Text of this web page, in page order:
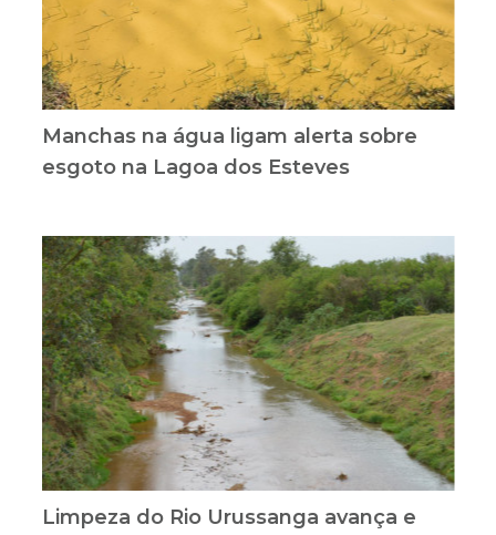
Manchas na água ligam alerta sobre
esgoto na Lagoa dos Esteves
Limpeza do Rio Urussanga avança e